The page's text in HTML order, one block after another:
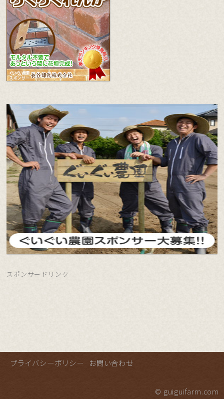
スポンサードリンク
プライバシーポリシー お問い合わせ
© guiguifarm.com